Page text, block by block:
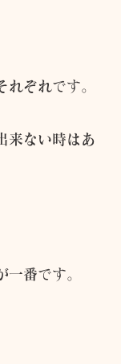
れぞれ です。
来ない時はあ
一番です。